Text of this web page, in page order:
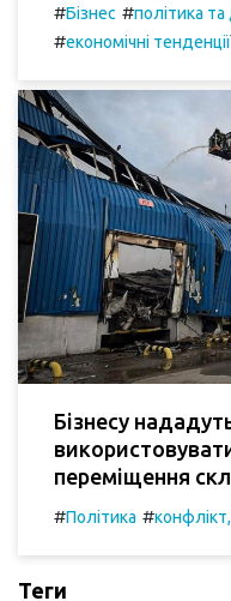
#Бізнес #політика
#економічні
Бізнесу
переміщення
#Політика #
Теги